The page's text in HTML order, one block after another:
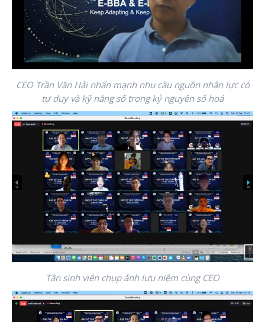
CEO Trần Văn Hải nhấn mạnh nhu cầu nguồn nhân lực có
tư duy và kỹ năng số trong kỷ nguyên số hoá
Tân sinh viên chụp ảnh lưu niệm cùng CEO